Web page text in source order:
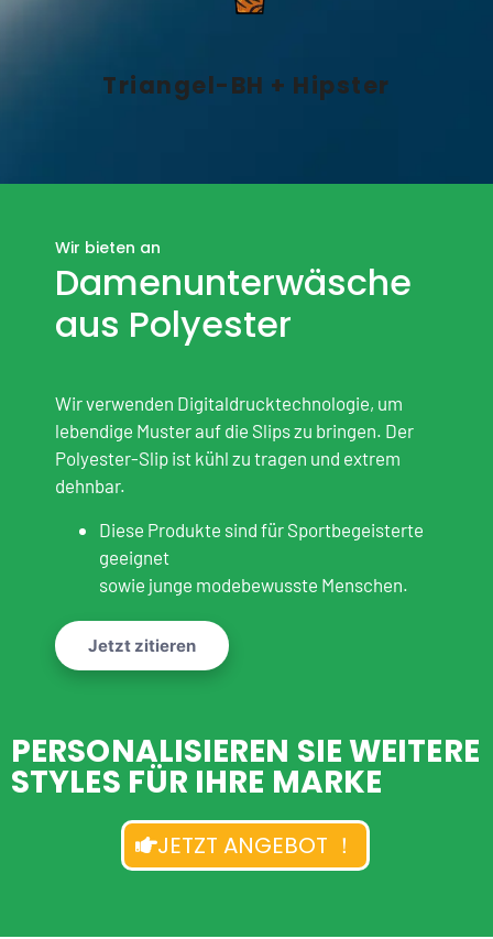
Triangel-BH + Hipster
Wir bieten an
Damenunterwäsche
aus Polyester
Wir verwenden Digitaldrucktechnologie, um
lebendige Muster auf die Slips zu bringen. Der
Polyester-Slip ist kühl zu tragen und extrem
dehnbar.
Diese Produkte sind für Sportbegeisterte
geeignet
sowie junge modebewusste Menschen.
Jetzt zitieren
PERSONALISIEREN SIE WEITERE
STYLES FÜR IHRE MARKE
JETZT ANGEBOT ！